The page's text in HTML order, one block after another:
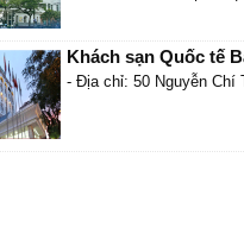
Khách sạn Quốc tế
- Địa chỉ: 50 Nguyễn Chí